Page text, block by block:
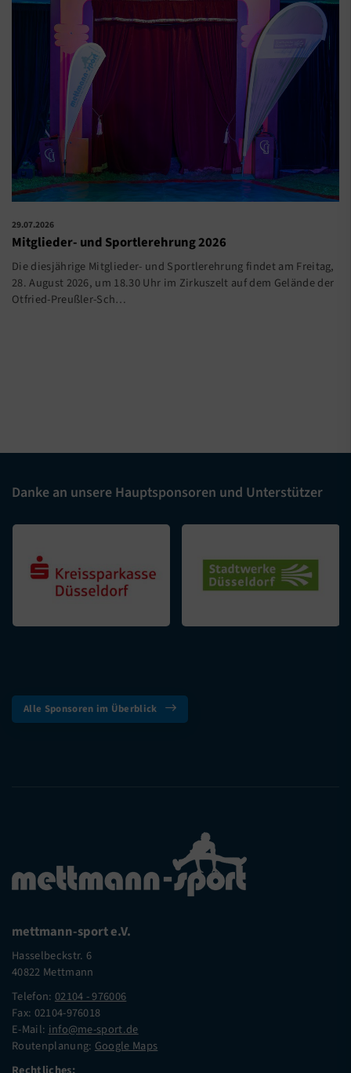
29.07.2026
Mitglieder- und Sportlerehrung 2026
Die diesjährige Mitglieder- und Sportlerehrung findet am Freitag,
28. August 2026, um 18.30 Uhr im Zirkuszelt auf dem Gelände der
Otfried-Preußler-Sch…
Danke an unsere Hauptsponsoren und Unterstützer
Alle Sponsoren im Überblick
mettmann-sport e.V.
Hasselbeckstr. 6
40822 Mettmann
Telefon: 02104 - 976006
Fax: 02104-976018
E-Mail: info@me-sport.de
Routenplanung: Google Maps